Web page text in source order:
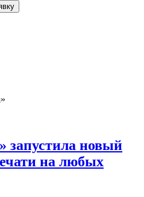
запустила новый
на любых